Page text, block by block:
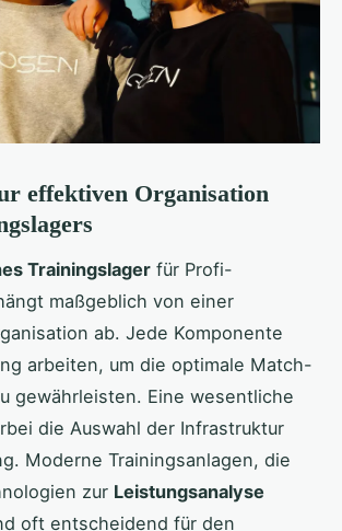
effektiven Organisation
Trainingslager für Profi-
maßgeblich von einer
ab. Jede Komponente
arbeiten, um die optimale Match-
gewährleisten. Eine wesentliche
die Auswahl der Infrastruktur
Moderne Trainingsanlagen, die
zur Leistungsanalyse
oft entscheidend für den